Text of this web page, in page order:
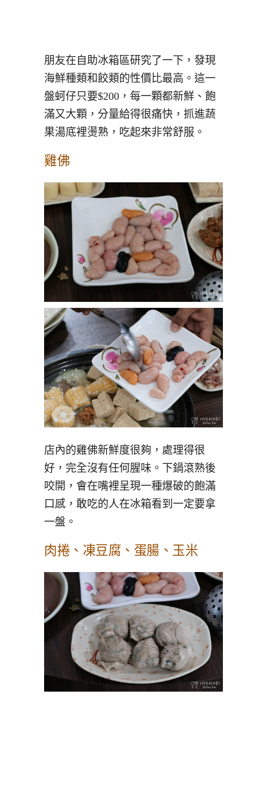
朋友在自助冰箱區研究了一下，發現
海鮮種類和餃類的性價比最高。這一
盤蚵仔只要$200，每一顆都新鮮、飽
滿又大顆，分量給得很痛快，抓進蔬
果湯底裡燙熟，吃起來非常舒服。
雞佛
店內的雞佛新鮮度很夠，處理得很
好，完全沒有任何腥味。下鍋滾熟後
咬開，會在嘴裡呈現一種爆破的飽滿
口感，敢吃的人在冰箱看到一定要拿
一盤。
肉捲、凍豆腐、蛋腸、玉米